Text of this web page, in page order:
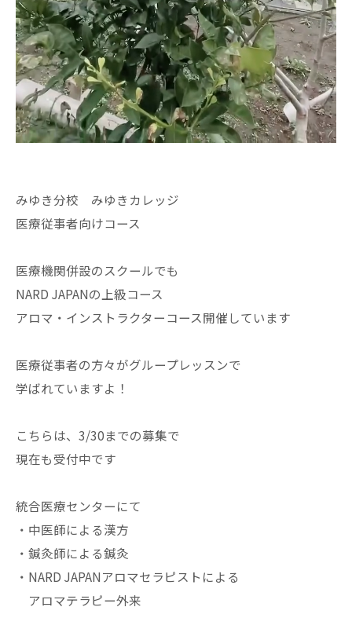
みゆき分校 みゆきカレッジ
医療従事者向けコース
医療機関併設のスクールでも
NARD JAPANの上級コース
アロマ・インストラクターコース開催しています
医療従事者の方々がグループレッスンで
学ばれていますよ！
こちらは、3/30までの募集で
現在も受付中です
統合医療センターにて
・中医師による漢方
・鍼灸師による鍼灸
・NARD JAPANアロマセラピストによる
アロマテラピー外来